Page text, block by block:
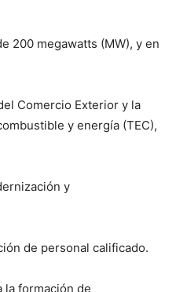
200 megawatts (MW), y en
Comercio Exterior y la
y energía (TEC),
y
de personal calificado.
la formación de